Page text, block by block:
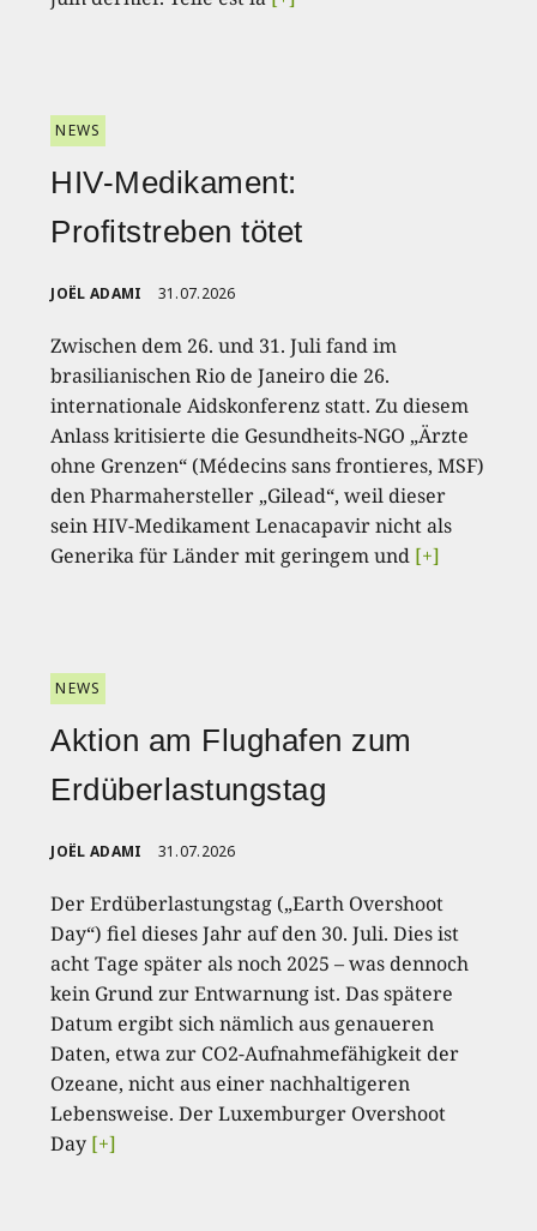
NEWS
HIV-Medikament:
Profitstreben tötet
JOËL ADAMI 31.07.2026
Zwischen dem 26. und 31. Juli fand im
brasilianischen Rio de Janeiro die 26.
internationale Aidskonferenz statt. Zu diesem
Anlass kritisierte die Gesundheits-NGO „Ärzte
ohne Grenzen“ (Médecins sans frontieres, MSF)
den Pharmahersteller „Gilead“, weil dieser
sein HIV-Medikament Lenacapavir nicht als
Generika für Länder mit geringem und [+]
NEWS
Aktion am Flughafen zum
Erdüberlastungstag
JOËL ADAMI 31.07.2026
Der Erdüberlastungstag („Earth Overshoot
Day“) fiel dieses Jahr auf den 30. Juli. Dies ist
acht Tage später als noch 2025 – was dennoch
kein Grund zur Entwarnung ist. Das spätere
Datum ergibt sich nämlich aus genaueren
Daten, etwa zur CO2-Aufnahmefähigkeit der
Ozeane, nicht aus einer nachhaltigeren
Lebensweise. Der Luxemburger Overshoot
Day [+]